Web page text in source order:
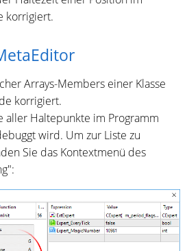
korrigiert.
Arrays-Members einer Klasse
korrigiert.
aller Haltepunkte im Programm
wird. Um zur Liste zu
Sie das Kontextmenü des